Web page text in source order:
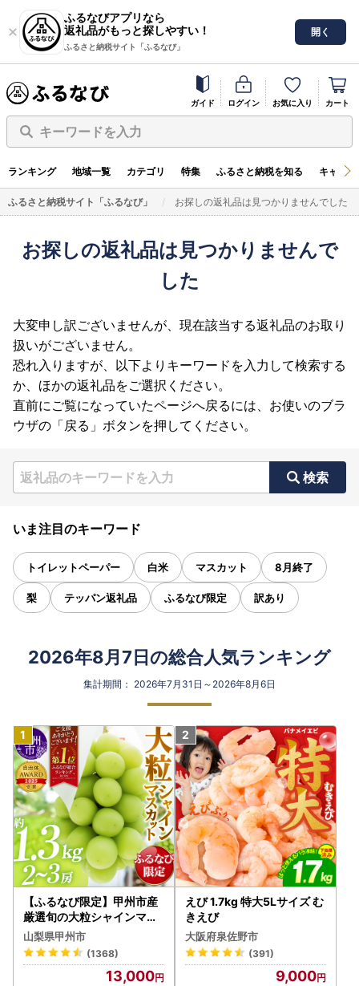
ふるなびアプリなら
返礼品がもっと探しやすい！
ふるさと納税サイト「ふるなび」
開く
ガイド ログイン お気に入り カート
キーワードを入力
ランキング 地域一覧 カテゴリ 特集 ふるさと納税を知る キャン
ふるさと納税サイト「ふるなび」 お探しの返礼品は見つかりませんでした
お探しの返礼品は見つかりませんで
した
大変申し訳ございませんが、現在該当する返礼品のお取り
扱いがございません。
恐れ入りますが、以下よりキーワードを入力して検索する
か、ほかの返礼品をご選択ください。
直前にご覧になっていたページへ戻るには、お使いのブラ
ウザの「戻る」ボタンを押してください。
検索
いま注目のキーワード
トイレットペーパー 白米 マスカット 8月終了
梨 テッパン返礼品 ふるなび限定 訳あり
2026年8月7日の総合人気ランキング
集計期間： 2026年7月31日～2026年8月6日
【ふるなび限定】甲州市産
厳選旬の大粒シャインマス
カット 約1.3kg 2～3房【2
026年発送】（MG）B12-
472 FN-Limited-VO シャ
インマスカット フルーツ
山梨県甲州市
(1368)
13,000
えび 1.7kg 特大5Lサイズ む
きえび
大阪府泉佐野市
(391)
9,000